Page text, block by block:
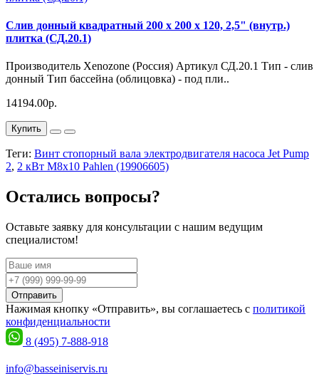
Слив донный квадратный 200 х 200 х 120, 2,5" (внутр.)
плитка (СД.20.1)
Производитель Xenozone (Россия) Артикул СД.20.1 Тип - слив
донный Тип бассейна (облицовка) - под пли..
14194.00р.
Купить
Теги: Винт стопорный вала электродвигателя насоса Jet Pump
2, 2 кВт М8х10 Pahlen (19906605)
Остались вопросы?
Оставьте заявку для консультации с нашим ведущим
специалистом!
Отправить
Нажимая кнопку «Отправить», вы соглашаетесь с политикой
конфиденциальности
8 (495) 7-888-918
info@basseiniservis.ru